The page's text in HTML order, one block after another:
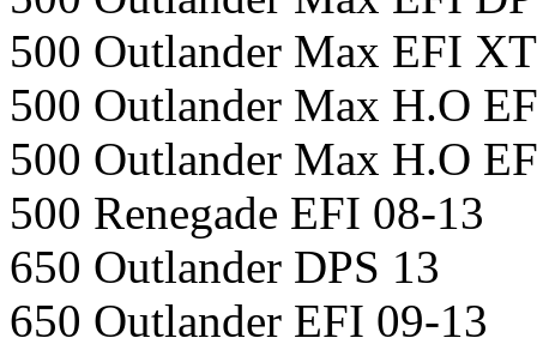
500 Outlander Max EFI
500 Outlander Max H.O
500 Outlander Max H.O
500 Renegade EFI 08-13
650 Outlander DPS 13
650 Outlander EFI 09-13